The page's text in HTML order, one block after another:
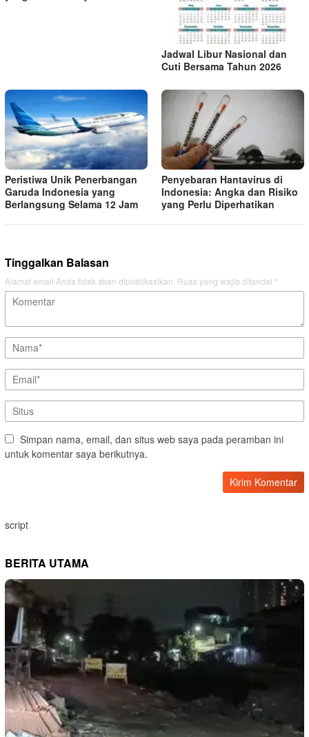
Jadwal Libur Nasional dan
Cuti Bersama Tahun 2026
Peristiwa Unik Penerbangan
Garuda Indonesia yang
Berlangsung Selama 12 Jam
Penyebaran Hantavirus di
Indonesia: Angka dan Risiko
yang Perlu Diperhatikan
Tinggalkan Balasan
Alamat email Anda tidak akan dipublikasikan. Ruas yang wajib ditandai *
Simpan nama, email, dan situs web saya pada peramban ini
untuk komentar saya berikutnya.
script
BERITA UTAMA